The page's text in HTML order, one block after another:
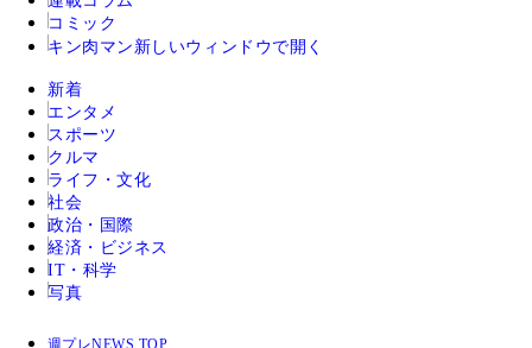
コミック
キン肉マン 新しいウィンドウで開く
新着
エンタメ
スポーツ
クルマ
ライフ・文化
社会
政治・国際
経済・ビジネス
IT・科学
写真
週プレNEWS TOP